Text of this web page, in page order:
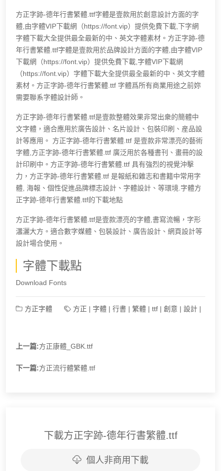
方正字跡-德年行書繁體.ttf字體是壹款用於創意設計方面的字
體,由字體VIP下載網（https://font.vip）提供免費下載,下字網
字體下載大全提供最全最新的中、英文字體素材。方正字跡-德
年行書繁體.ttf字體是壹款用於品牌設計方面的字體,由字體VIP
下載網（https://font.vip）提供免費下載,字體VIP下載網
（https://font.vip）字體下載大全提供最全最新的中、英文字體
素材。方正字跡-德年行書繁體.ttf 字體爲所有商業用途之前妳
需要聯系字體設計師。
方正字跡-德年行書繁體.ttf是壹款整體效果非常出衆的簡體中
文字體，適合應用於廣告設計、名片設計、包裝印刷、産品設
計等應用。 方正字跡-德年行書繁體.ttf 是壹款非常漂亮的藝術
字體,方正字跡-德年行書繁體.ttf 廣泛用於各種書刊、畫冊的設
計印刷中。方正字跡-德年行書繁體.ttf 具有強烈的視覺沖擊
力，方正字跡-德年行書繁體.ttf 是報紙和雜志和書籍中常用字
體, 海報、個性促進品牌標志設計、字體設計、等環境.字體方
正字跡-德年行書繁體.ttf的下載地點
方正字跡-德年行書繁體.ttf是壹款漂亮的字體,書寫流暢，字形
瀟灑大方。適合數字媒體、包裝設計、廣告設計、網頁設計等
設計場合使用。
字體下載點
Download Fonts
方正字體 方正 | 字體 | 行書 | 繁體 | ttf | 創意 | 設計 |
上一篇:方正康體_GBK.ttf
下一篇:方正流行體繁體.ttf
下載方正字跡-德年行書繁體.ttf
個人非商用下載